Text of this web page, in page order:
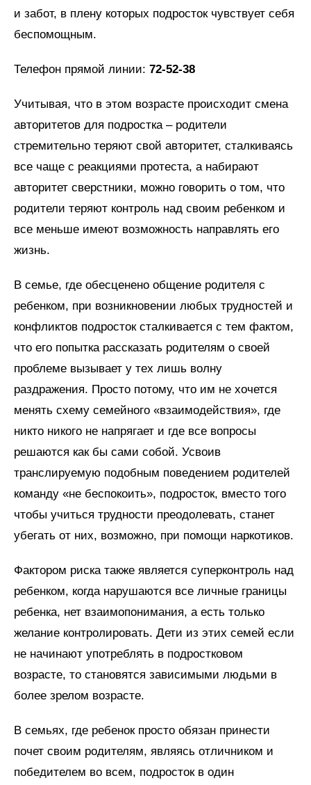
и забот, в плену которых подросток чувствует себя
беспомощным.
Телефон прямой линии: 72-52-38
Учитывая, что в этом возрасте происходит смена
авторитетов для подростка – родители
стремительно теряют свой авторитет, сталкиваясь
все чаще с реакциями протеста, а набирают
авторитет сверстники, можно говорить о том, что
родители теряют контроль над своим ребенком и
все меньше имеют возможность направлять его
жизнь.
В семье, где обесценено общение родителя с
ребенком, при возникновении любых трудностей и
конфликтов подросток сталкивается с тем фактом,
что его попытка рассказать родителям о своей
проблеме вызывает у тех лишь волну
раздражения. Просто потому, что им не хочется
менять схему семейного «взаимодействия», где
никто никого не напрягает и где все вопросы
решаются как бы сами собой. Усвоив
транслируемую подобным поведением родителей
команду «не беспокоить», подросток, вместо того
чтобы учиться трудности преодолевать, станет
убегать от них, возможно, при помощи наркотиков.
Фактором риска также является суперконтроль над
ребенком, когда нарушаются все личные границы
ребенка, нет взаимопонимания, а есть только
желание контролировать. Дети из этих семей если
не начинают употреблять в подростковом
возрасте, то становятся зависимыми людьми в
более зрелом возрасте.
В семьях, где ребенок просто обязан принести
почет своим родителям, являясь отличником и
победителем во всем, подросток в один